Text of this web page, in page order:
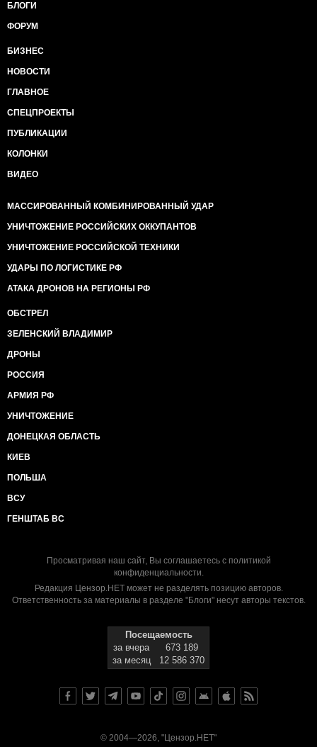
БЛОГИ
ФОРУМ
БИЗНЕС
НОВОСТИ
ГЛАВНОЕ
СПЕЦПРОЕКТЫ
ПУБЛИКАЦИИ
КОЛОНКИ
ВИДЕО
МАССИРОВАННЫЙ КОМБИНИРОВАННЫЙ УДАР
УНИЧТОЖЕНИЕ РОССИЙСКИХ ОККУПАНТОВ
УНИЧТОЖЕНИЕ РОССИЙСКОЙ ТЕХНИКИ
УДАРЫ ПО ЛОГИСТИКЕ РФ
АТАКА ДРОНОВ НА РЕГИОНЫ РФ
ОБСТРЕЛ
ЗЕЛЕНСКИЙ ВЛАДИМИР
ДРОНЫ
РОССИЯ
АРМИЯ РФ
УНИЧТОЖЕНИЕ
ДОНЕЦКАЯ ОБЛАСТЬ
КИЕВ
ПОЛЬША
ВСУ
ГЕНШТАБ ВС
Просматривая наш сайт, Вы соглашаетесь с политикой
конфиденциальности.
Редакция Цензор.НЕТ может не разделять позицию авторов.
Ответственность за материалы в разделе "Блоги" несут авторы текстов.
Посещаемость
за вчера
673 189
за месяц
12 586 370
© 2004—2026, "Цензор.НЕТ"